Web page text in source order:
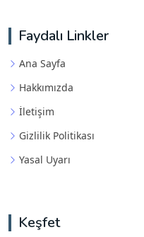
Faydalı Linkler
Ana Sayfa
Hakkımızda
İletişim
Gizlilik Politikası
Yasal Uyarı
Keşfet